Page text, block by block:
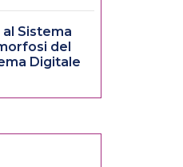
al Sistema
del
Digitale